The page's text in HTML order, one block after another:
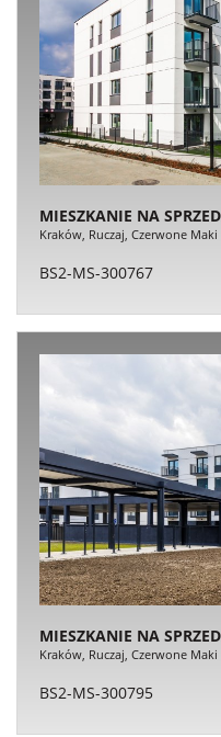
MIESZKANIE NA
Kraków, Ruczaj, Czerwone Maki
BS2-MS-300767
MIESZKANIE NA
Kraków, Ruczaj, Czerwone Maki
BS2-MS-300795